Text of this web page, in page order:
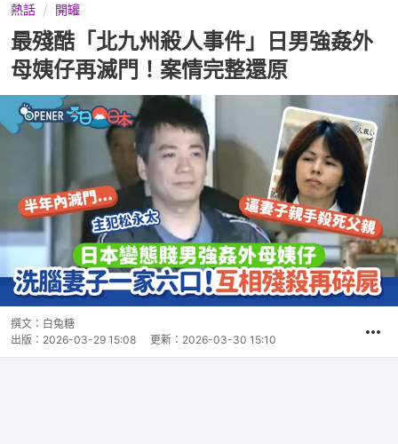
熱話 開罐
最殘酷「北九州殺人事件」日男強姦外
母姨仔再滅門！案情完整還原
撰文： 白兔糖
出版： 2026-03-29 15:08 更新： 2026-03-30 15:10